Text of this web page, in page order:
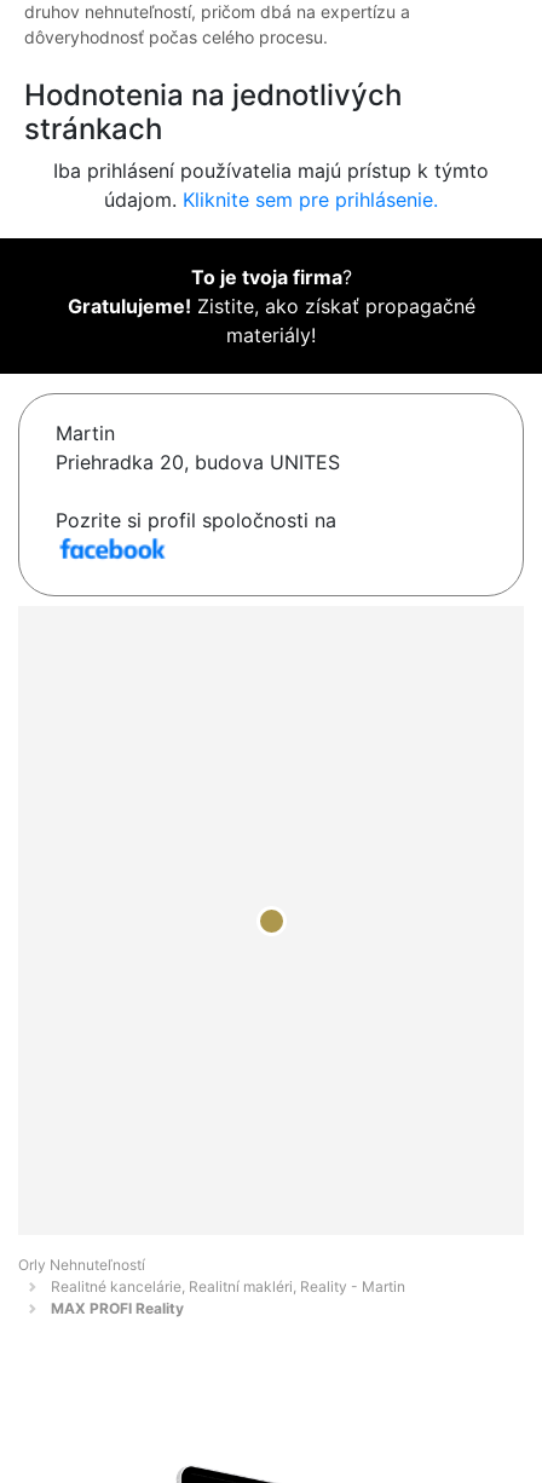
druhov nehnuteľností, pričom dbá na expertízu a
dôveryhodnosť počas celého procesu.
Hodnotenia na jednotlivých
stránkach
Iba prihlásení používatelia majú prístup k týmto
údajom. Kliknite sem pre prihlásenie.
To je tvoja firma?
Gratulujeme! Zistite, ako získať propagačné
materiály!
Martin
Priehradka 20, budova UNITES
Pozrite si profil spoločnosti na
Orly Nehnuteľností
Realitné kancelárie, Realitní makléri, Reality - Martin
MAX PROFI Reality